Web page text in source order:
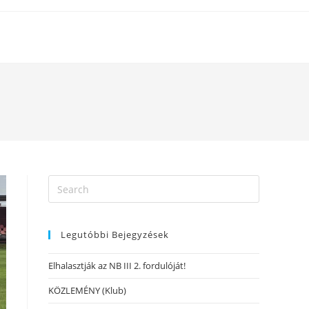
Legutóbbi Bejegyzések
Elhalasztják az NB III 2. fordulóját!
KÖZLEMÉNY (Klub)